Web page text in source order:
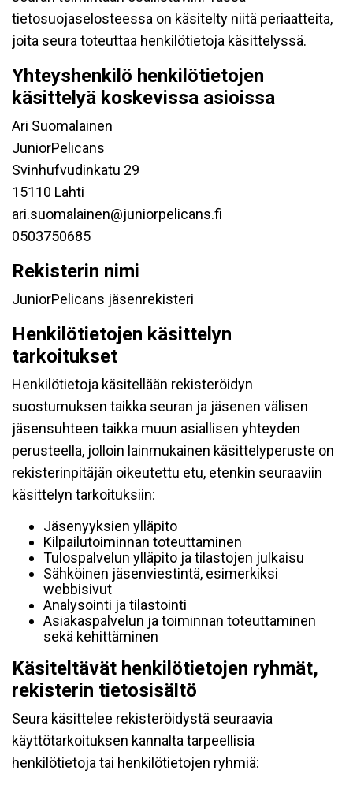
tietosuojaselosteessa on käsitelty niitä periaatteita,
joita seura toteuttaa henkilötietoja käsittelyssä.
Yhteyshenkilö henkilötietojen
käsittelyä koskevissa asioissa
Ari Suomalainen
JuniorPelicans
Svinhufvudinkatu 29
15110 Lahti
ari.suomalainen@juniorpelicans.fi
0503750685
Rekisterin nimi
JuniorPelicans jäsenrekisteri
Henkilötietojen käsittelyn
tarkoitukset
Henkilötietoja käsitellään rekisteröidyn
suostumuksen taikka seuran ja jäsenen välisen
jäsensuhteen taikka muun asiallisen yhteyden
perusteella, jolloin lainmukainen käsittelyperuste on
rekisterinpitäjän oikeutettu etu, etenkin seuraaviin
käsittelyn tarkoituksiin:
Jäsenyyksien ylläpito
Kilpailutoiminnan toteuttaminen
Tulospalvelun ylläpito ja tilastojen julkaisu
Sähköinen jäsenviestintä, esimerkiksi
webbisivut
Analysointi ja tilastointi
Asiakaspalvelun ja toiminnan toteuttaminen
sekä kehittäminen
Käsiteltävät henkilötietojen ryhmät,
rekisterin tietosisältö
Seura käsittelee rekisteröidystä seuraavia
käyttötarkoituksen kannalta tarpeellisia
henkilötietoja tai henkilötietojen ryhmiä: